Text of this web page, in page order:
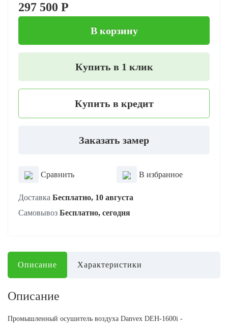
297 500 Р
В корзину
Купить в 1 клик
Купить в кредит
Заказать замер
Сравнить В избранное
Доставка Бесплатно, 10 августа
Самовывоз Бесплатно, сегодня
Описание Характеристики
Описание
Промышленный осушитель воздуха Danvex DEH-1600i -